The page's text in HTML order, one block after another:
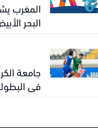
البحر الأبيض
جامعة الكرة
في البطولة